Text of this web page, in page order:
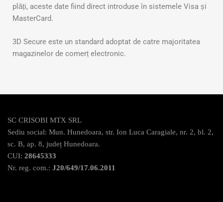
plăți, aceste date fiind direct introduse în sistemele Visa și
MasterCard.
3D Secure este un standard adoptat de catre majoritatea
magazinelor de comerț electronic.
SC CRISOBI MTX SRL
Sediu social: Mun. Hunedoara, str. Ion Luca Caragiale, nr. 2, bl. 2,
sc. B, ap. 8, județ Hunedoara.
CUI: 28645333
Nr. reg. com.: J20/649/17.06.2011